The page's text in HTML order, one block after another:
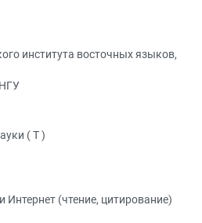
института восточных языков,
( Т )
Интернет (чтение, цитирование)